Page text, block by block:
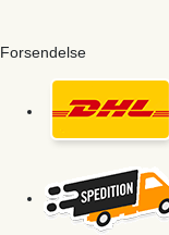
Forsendelse